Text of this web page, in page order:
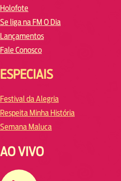
Holofote
Se liga na FM O Dia
Lançamentos
Fale Conosco
ESPECIAIS
Festival da Alegria
Respeita Minha História
Semana Maluca
AO VIVO